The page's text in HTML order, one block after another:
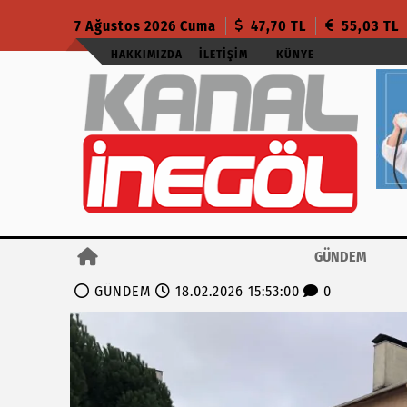
7 Ağustos 2026 Cuma 47,70 TL 55,03 TL
HAKKIMIZDA İLETIŞIM KÜNYE
GÜNDEM
GÜNDEM
18.02.2026 15:53:00 0